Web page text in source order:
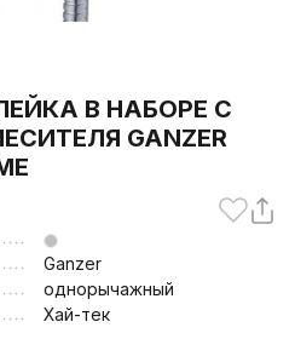
В НАБОРЕ С
GANZER
Ganzer
однорычажный
Хай-тек